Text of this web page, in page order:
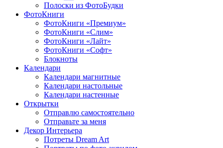
Полоски из ФотоБудки
ФотоКниги
ФотоКниги «Премиум»
ФотоКниги «Слим»
ФотоКниги «Лайт»
ФотоКниги «Софт»
Блокноты
Календари
Календари магнитные
Календари настольные
Календари настенные
Открытки
Отправлю самостоятельно
Отправьте за меня
Декор Интерьера
Потреты Dream Art